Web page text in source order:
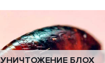
УНИЧТОЖЕНИЕ БЛОХ